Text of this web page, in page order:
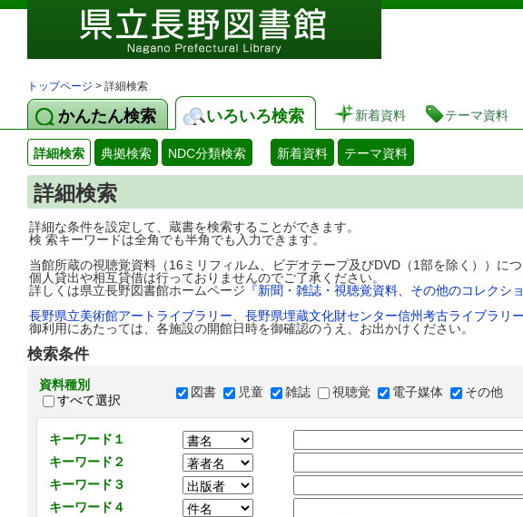
図書館 蔵書検
トップページ > 詳細検索
かんたん検索 いろいろ検索 新着資料 テーマ資料
詳細検索 典拠検索 NDC分類検索 新着資料 テーマ資料
詳細検索
詳細な条件を設定して、蔵書を検索することができます。
検 索キーワードは全角でも半角でも入力できます。
当館所蔵の視聴覚資料（16ミリフィルム、ビデオテープ及びDVD（1部を除く））に
個人貸出や相互貸借は行っておりませんのでご了承ください。
詳しくは県立長野図書館ホームページ 『新聞・雑誌・視聴覚資料、その他のコレクショ
長野県立美術館アートライブラリー
長野県埋蔵文化財センター信州考古ライブラリー
御利用にあたっては、各施設の開館日時を御確認のうえ、お出かけください。
検索条件
資料種別
すべて選択
図書 児童 雑誌 視聴覚 電子媒体 その他
キーワード１
キーワード２
キーワード３
キーワード４